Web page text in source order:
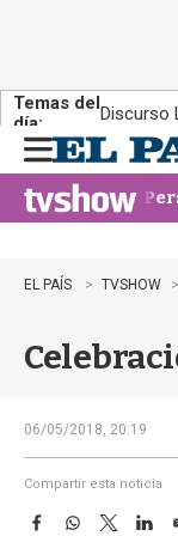
Temas del
día:
Discurso
n
u
EL PAÍS TVSHOW
06/05/2018, 20:19
Compartir esta noticia
F
W
T
L